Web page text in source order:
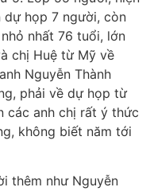
dự họp 7 người, còn
nhất 76 tuổi, lớn
chị Huệ từ Mỹ về
Nguyễn Thành
phải về dự họp từ
các anh chị rất ý thức
không biết năm tới
thêm như Nguyễn